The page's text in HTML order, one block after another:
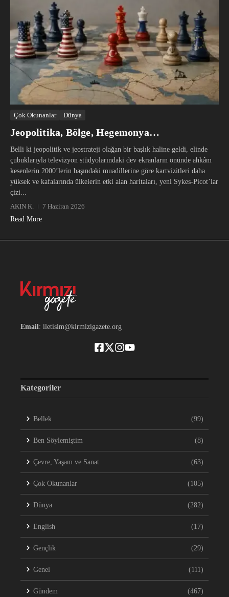
Çok Okunanlar Dünya
Jeopolitika, Bölge, Hegemonya…
Belli ki jeopolitik ve jeostrateji olağan bir başlık haline geldi, elinde
çubuklarıyla televizyon stüdyolarındaki dev ekranların önünde ahkâm
kesenlerin 2000’lerin başındaki muadillerine göre kartvizitleri daha
yüksek ve kafalarında ülkelerin etki alan haritaları, yeni Sykes-Picot’lar
çizi...
AKIN K.
7 Haziran 2026
Read More
Email: iletisim@kirmizigazete.org
Kategoriler
Bellek (99)
Ben Söylemiştim (8)
Çevre, Yaşam ve Sanat (63)
Çok Okunanlar (105)
Dünya (282)
English (17)
Gençlik (29)
Genel (111)
Gündem (467)